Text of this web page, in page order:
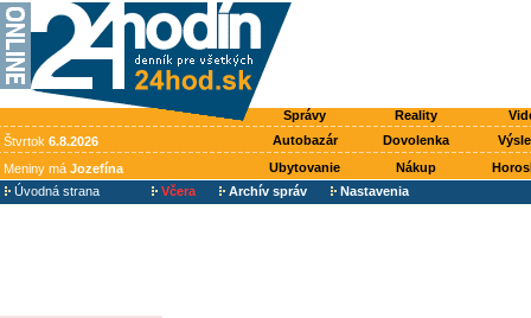
Správy Reality
Štvrtok 6.8.2026 Autobazár Dovolenka
Meniny má Jozefína Ubytovanie Nákup
Úvodná strana
Včera Archív správ Nastavenia